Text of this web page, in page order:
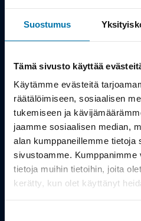
Suostumus
Tämä sivusto käyttää
Käytämme evästeitä
räätälöimiseen, sosiaalisen
tukemiseen ja
jaamme sosiaalisen median,
alan kumppaneillemme tietoja
sivustoamme. Kumppanimme
tietoja muihin tietoihin, joita
kerätty, kun olet käyttänyt
Takuu ja